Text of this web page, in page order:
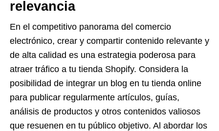
relevancia
En el competitivo panorama del comercio
electrónico, crear y compartir contenido relevante y
de alta calidad es una estrategia poderosa para
atraer tráfico a tu tienda Shopify. Considera la
posibilidad de integrar un blog en tu tienda online
para publicar regularmente artículos, guías,
análisis de productos y otros contenidos valiosos
que resuenen en tu público objetivo. Al abordar los